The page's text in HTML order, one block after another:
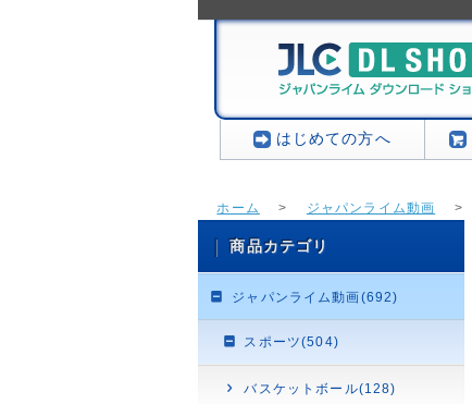
はじめての方へ
ホーム > ジャパンライム動画 >
商品カテゴリ
ジャパンライム動画(692)
スポーツ(504)
バスケットボール(128)